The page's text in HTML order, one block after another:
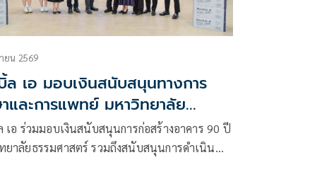
ยน 2569
ล เอ มอบเงินสนับสนุนทางการ
และการแพทย์ มหาวิทยาลัย
ศาสตร์
เอ ร่วมมอบเงินสนับสนุนการก่อสร้างอาคาร 90 ปี
ยาลัยธรรมศาสตร์ รวมถึงสนับสนุนการดำเนิน